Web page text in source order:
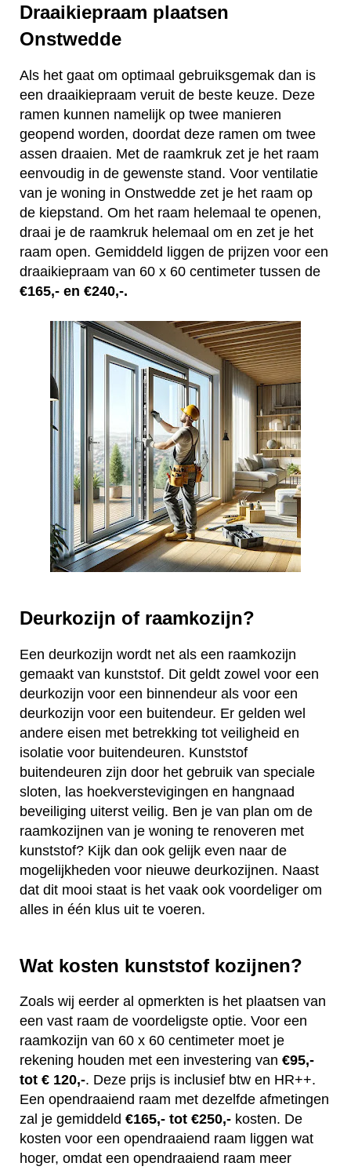
Draaikiepraam plaatsen
Onstwedde
Als het gaat om optimaal gebruiksgemak dan is
een draaikiepraam veruit de beste keuze. Deze
ramen kunnen namelijk op twee manieren
geopend worden, doordat deze ramen om twee
assen draaien. Met de raamkruk zet je het raam
eenvoudig in de gewenste stand. Voor ventilatie
van je woning in Onstwedde zet je het raam op
de kiepstand. Om het raam helemaal te openen,
draai je de raamkruk helemaal om en zet je het
raam open. Gemiddeld liggen de prijzen voor een
draaikiepraam van 60 x 60 centimeter tussen de
€165,- en €240,-.
Deurkozijn of raamkozijn?
Een deurkozijn wordt net als een raamkozijn
gemaakt van kunststof. Dit geldt zowel voor een
deurkozijn voor een binnendeur als voor een
deurkozijn voor een buitendeur. Er gelden wel
andere eisen met betrekking tot veiligheid en
isolatie voor buitendeuren. Kunststof
buitendeuren zijn door het gebruik van speciale
sloten, las hoekverstevigingen en hangnaad
beveiliging uiterst veilig. Ben je van plan om de
raamkozijnen van je woning te renoveren met
kunststof? Kijk dan ook gelijk even naar de
mogelijkheden voor nieuwe deurkozijnen. Naast
dat dit mooi staat is het vaak ook voordeliger om
alles in één klus uit te voeren.
Wat kosten kunststof kozijnen?
Zoals wij eerder al opmerkten is het plaatsen van
een vast raam de voordeligste optie. Voor een
raamkozijn van 60 x 60 centimeter moet je
rekening houden met een investering van €95,-
tot € 120,-. Deze prijs is inclusief btw en HR++.
Een opendraaiend raam met dezelfde afmetingen
zal je gemiddeld €165,- tot €250,- kosten. De
kosten voor een opendraaiend raam liggen wat
hoger, omdat een opendraaiend raam meer